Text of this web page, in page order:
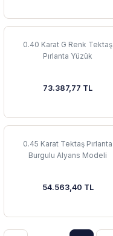
0.40 Karat G Renk Tektaş
Pırlanta Yüzük
73.387,77 TL
0.45 Karat Tektaş Pırlanta
Burgulu Alyans Modeli
54.563,40 TL